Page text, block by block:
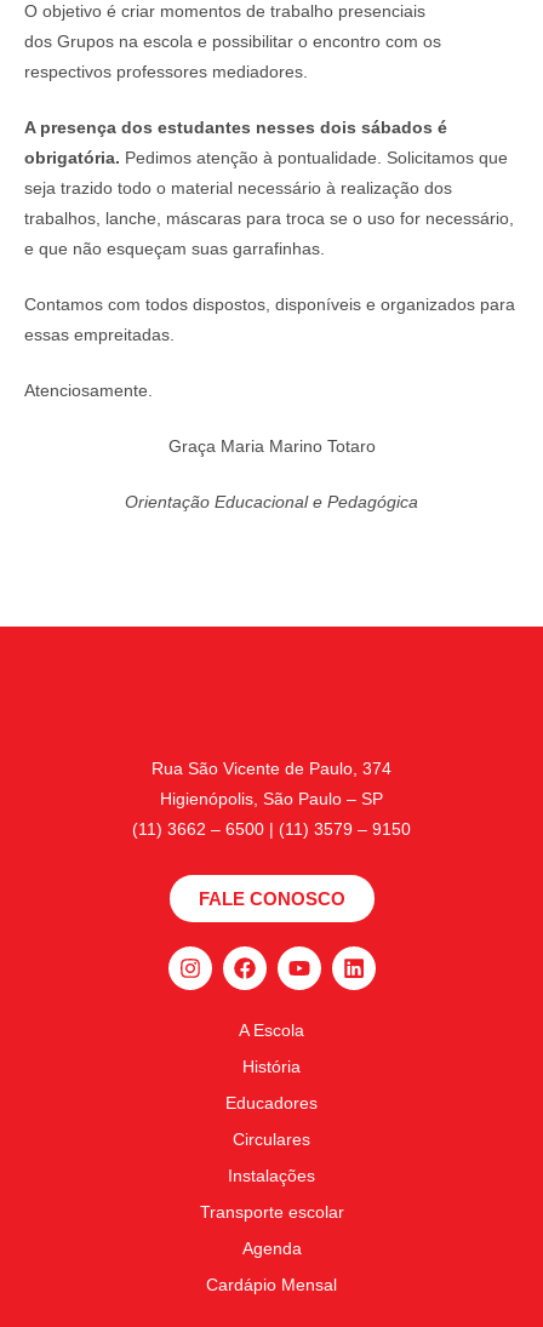
O objetivo é criar momentos de trabalho presenciais
dos Grupos na escola e possibilitar o encontro com os
respectivos professores mediadores.
A presença dos estudantes nesses dois sábados é
obrigatória. Pedimos atenção à pontualidade. Solicitamos que
seja trazido todo o material necessário à realização dos
trabalhos, lanche, máscaras para troca se o uso for necessário,
e que não esqueçam suas garrafinhas.
Contamos com todos dispostos, disponíveis e organizados para
essas empreitadas.
Atenciosamente.
Graça Maria Marino Totaro
Orientação Educacional e Pedagógica
Rua São Vicente de Paulo, 374
Higienópolis, São Paulo – SP
(11) 3662 – 6500 | (11) 3579 – 9150
FALE CONOSCO
A Escola
História
Educadores
Circulares
Instalações
Transporte escolar
Agenda
Cardápio Mensal